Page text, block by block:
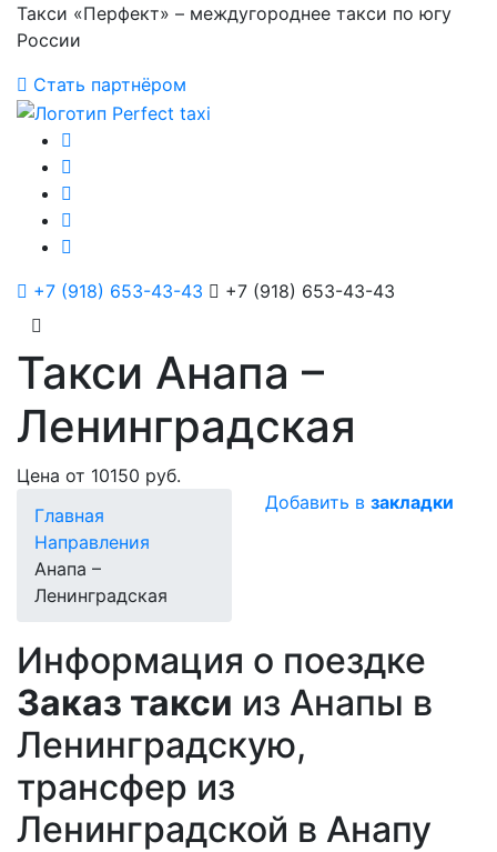
Такси «Перфект» – междугороднее такси по югу
России
Стать партнёром
+7 (918) 653-43-43 +7 (918) 653-43-43
Такси Анапа –
Ленинградская
Цена от 10150 руб.
Главная
Направления
Анапа –
Ленинградская
Добавить в закладки
Информация о поездке
Заказ такси из Анапы в
Ленинградскую,
трансфер из
Ленинградской в Анапу